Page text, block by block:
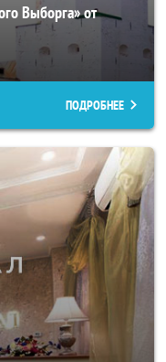
Выборга» от
ПОДРОБНЕЕ